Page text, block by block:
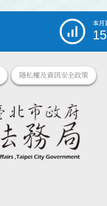
本月
隱私權及資訊安全政策